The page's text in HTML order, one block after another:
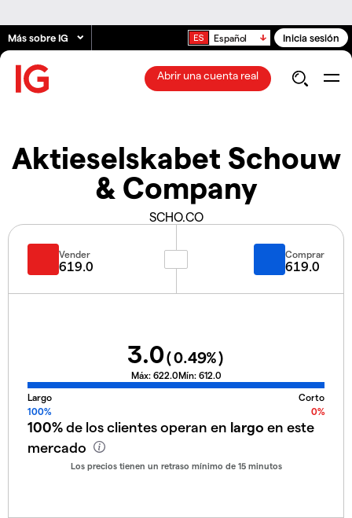
Más sobre IG Español Inicia sesión
Abrir una cuenta real
Aktieselskabet Schouw
& Company
SCHO.CO
Vender
619.0
Comprar
619.0
3.0(0.49%)
Máx: 622.0Mín: 612.0
Largo
Corto
100%
0%
100%de los clientes operan en largo en este
mercado
Los precios tienen un retraso mínimo de 15 minutos